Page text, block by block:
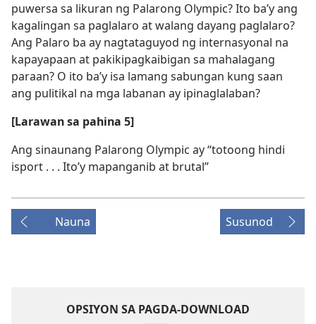
puwersa sa likuran ng Palarong Olympic? Ito ba’y ang
kagalingan sa paglalaro at walang dayang paglalaro?
Ang Palaro ba ay nagtataguyod ng internasyonal na
kapayapaan at pakikipagkaibigan sa mahalagang
paraan? O ito ba’y isa lamang sabungan kung saan
ang pulitikal na mga labanan ay ipinaglalaban?
[Larawan sa pahina 5]
Ang sinaunang Palarong Olympic ay “totoong hindi
isport . . . Ito’y mapanganib at brutal”
Nauna Susunod
OPSIYON SA PAGDA-DOWNLOAD